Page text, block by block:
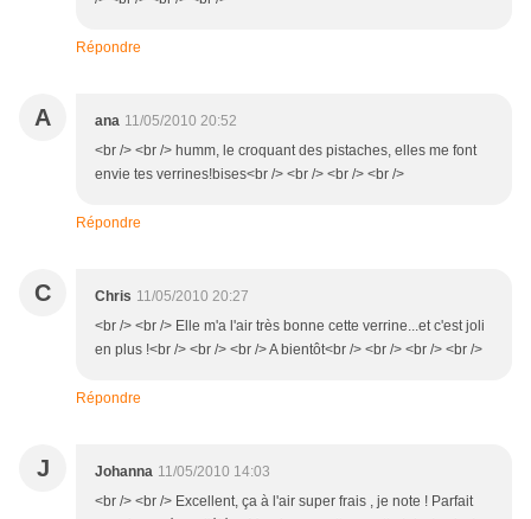
Répondre
A ana 11/05/2010 20:52
<br /> <br /> humm, le croquant des pistaches, elles me font
envie tes verrines!bises<br /> <br /> <br /> <br />
Répondre
C Chris 11/05/2010 20:27
<br /> <br /> Elle m'a l'air très bonne cette verrine...et c'est joli
en plus !<br /> <br /> <br /> A bientôt<br /> <br /> <br /> <br />
Répondre
J Johanna 11/05/2010 14:03
<br /> <br /> Excellent, ça à l'air super frais , je note ! Parfait